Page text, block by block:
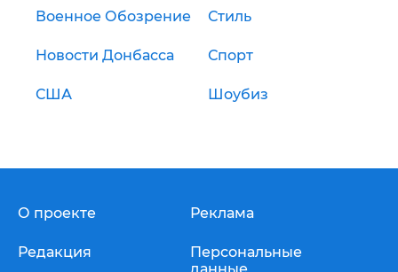
Военное Обозрение Стиль
Новости Донбасса Спорт
США Шоубиз
О проекте
Редакция
Реклама
Персональные